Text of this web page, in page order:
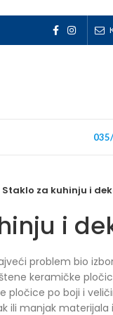
Staklo za kuhinju i
i
problem bio
keramičke
pločice po boji i
ili manjak